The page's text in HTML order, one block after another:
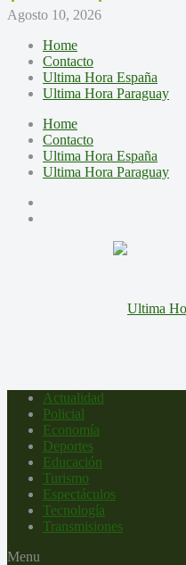
Agosto 10, 2026
Home
Contacto
Ultima Hora España
Ultima Hora Paraguay
Home
Contacto
Ultima Hora España
Ultima Hora Paraguay
Actualidad
Policial
Economía
Deportes
Educación
Turismo
Espectáculos
Tecnología
Transmisiones
Menu